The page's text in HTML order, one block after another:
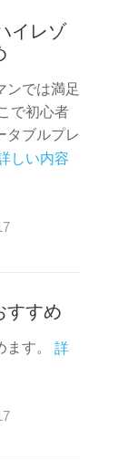
イレゾ
ンでは満足
で初心者
タブルプレ
しい内容
すすめ
ます。 詳